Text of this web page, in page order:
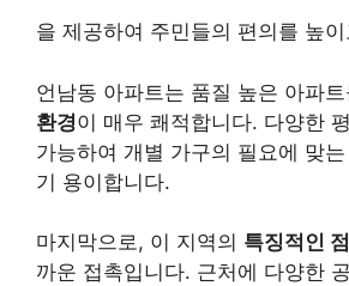
을 제공하여 주민들의 편의를 높
언남동 아파트는 품질 높은 아파
환경이 매우 쾌적합니다. 다양한
가능하여 개별 가구의 필요에 맞
기 용이합니다.
마지막으로, 이 지역의 특징적인 점
까운 접촉입니다. 근처에 다양한